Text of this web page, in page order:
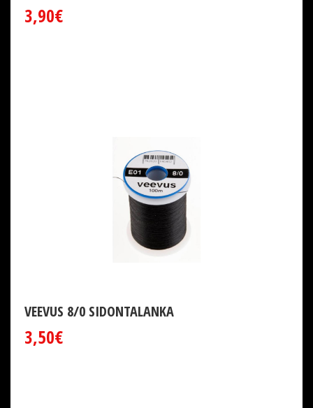
3,90€
VEEVUS 8/0 SIDONTALANKA
3,50€